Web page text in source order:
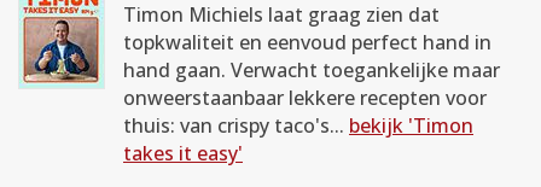
Timon Michiels laat graag zien dat
topkwaliteit en eenvoud perfect hand in
hand gaan. Verwacht toegankelijke maar
onweerstaanbaar lekkere recepten voor
thuis: van crispy taco's... bekijk 'Timon
takes it easy'